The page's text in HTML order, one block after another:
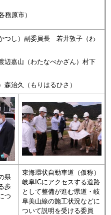
務原市）
つし）副委員長 若井敦子（わ
辺嘉山（わたなべかざん）村下
治久（もりはるひさ）
県
歩
つ
東海環状自動車道（仮称）
岐阜ICにアクセスする道路
として整備が進む県道・岐
阜美山線の施工状況などに
ついて説明を受ける委員